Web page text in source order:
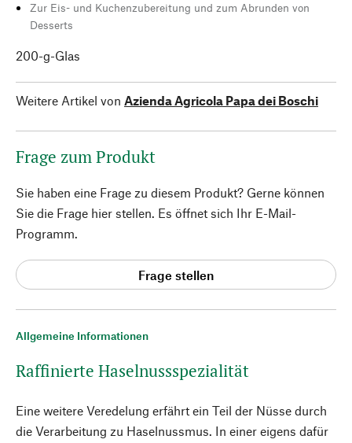
Allgemeine Informationen
Raffinierte Haselnussspezialität
Eine weitere Veredelung erfährt ein Teil der Nüsse durch
die Verarbeitung zu Haselnussmus. In einer eigens dafür
Zur Eis- und Kuchenzubereitung und zum Abrunden von
Desserts
200-g-Glas
Weitere Artikel von Azienda Agricola Papa dei Boschi
Frage zum Produkt
Sie haben eine Frage zu diesem Produkt? Gerne können
Sie die Frage hier stellen. Es öffnet sich Ihr E-Mail-
Programm.
Frage stellen